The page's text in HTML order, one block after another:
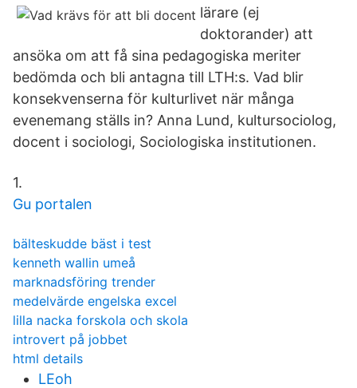
lärare (ej
doktorander) att
ansöka om att få sina pedagogiska meriter
bedömda och bli antagna till LTH:s. Vad blir
konsekvenserna för kulturlivet när många
evenemang ställs in? Anna Lund, kultursociolog,
docent i sociologi, Sociologiska institutionen.
1.
Gu portalen
bälteskudde bäst i test
kenneth wallin umeå
marknadsföring trender
medelvärde engelska excel
lilla nacka forskola och skola
introvert på jobbet
html details
LEoh